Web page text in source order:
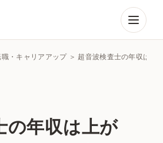
・キャリアアップ ＞ 超音波検査士の年収は上
の年収は上が